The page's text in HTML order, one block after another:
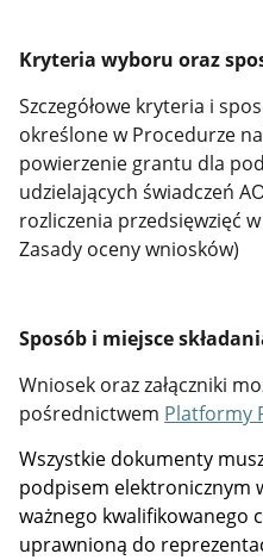
Kryteria wyboru oraz
Szczegółowe kryteria i
określone w Procedurze
powierzenie grantu dla
udzielających świadczeń
rozliczenia przedsięwzięć
Zasady oceny wniosków)
Sposób i miejsce
Wniosek oraz załączniki
pośrednictwem Platformy
Wszystkie dokumenty
podpisem elektronicznym
ważnego kwalifikowanego
uprawnioną do